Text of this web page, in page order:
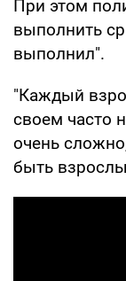
При этом
выполнить
выполнил".
"Каждый
своем часто
очень
быть